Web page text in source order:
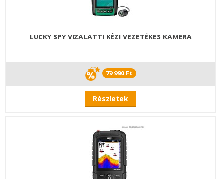
LUCKY SPY VIZALATTI KÉZI VEZETÉKES KAMERA
79 990 Ft
Részletek